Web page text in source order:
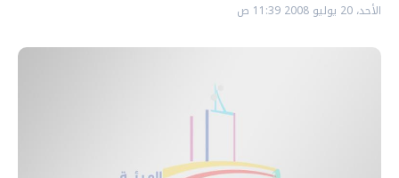
الأحد، 20 يوليو 2008 11:39 ص